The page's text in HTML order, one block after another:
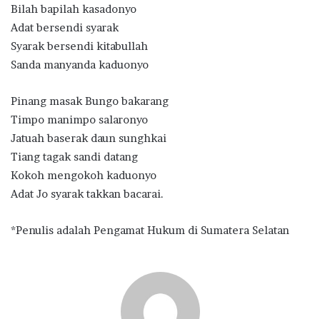
Bilah bapilah kasadonyo
Adat bersendi syarak
Syarak bersendi kitabullah
Sanda manyanda kaduonyo
Pinang masak Bungo bakarang
Timpo manimpo salaronyo
Jatuah baserak daun sunghkai
Tiang tagak sandi datang
Kokoh mengokoh kaduonyo
Adat Jo syarak takkan bacarai.
*Penulis adalah Pengamat Hukum di Sumatera Selatan